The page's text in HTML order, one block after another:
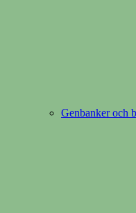
Genbanker och